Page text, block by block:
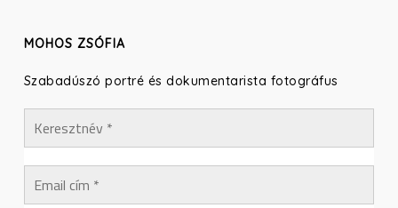
ki
MOHOS ZSÓFIA
Szabadúszó portré és dokumentarista fotográfus